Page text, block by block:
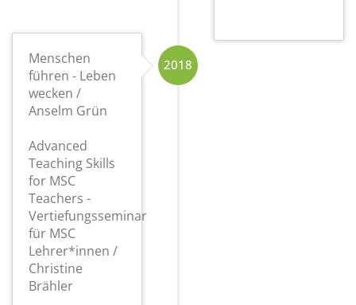
2018
Menschen
führen - Leben
wecken /
Anselm Grün
Advanced
Teaching Skills
for MSC
Teachers -
Vertiefungsseminar
für MSC
Lehrer*innen /
Christine
Brähler